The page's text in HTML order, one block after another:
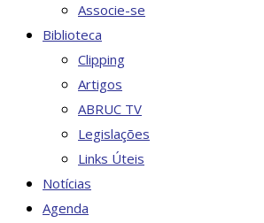
Associe-se
Biblioteca
Clipping
Artigos
ABRUC TV
Legislações
Links Úteis
Notícias
Agenda